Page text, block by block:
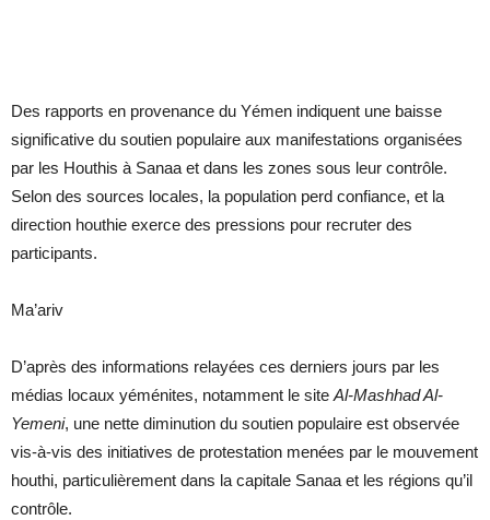
Des rapports en provenance du Yémen indiquent une baisse
significative du soutien populaire aux manifestations organisées
par les Houthis à Sanaa et dans les zones sous leur contrôle.
Selon des sources locales, la population perd confiance, et la
direction houthie exerce des pressions pour recruter des
participants.
Ma’ariv
D’après des informations relayées ces derniers jours par les
médias locaux yéménites, notamment le site Al-Mashhad Al-
Yemeni, une nette diminution du soutien populaire est observée
vis-à-vis des initiatives de protestation menées par le mouvement
houthi, particulièrement dans la capitale Sanaa et les régions qu’il
contrôle.